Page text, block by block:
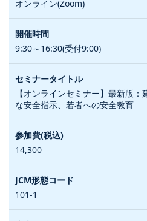
オンライン(Zoom)
9:30～16:30(受付9:00)
【オンラインセミナー】最新版
な安全指示、若者への安全教育
14,300
101-1